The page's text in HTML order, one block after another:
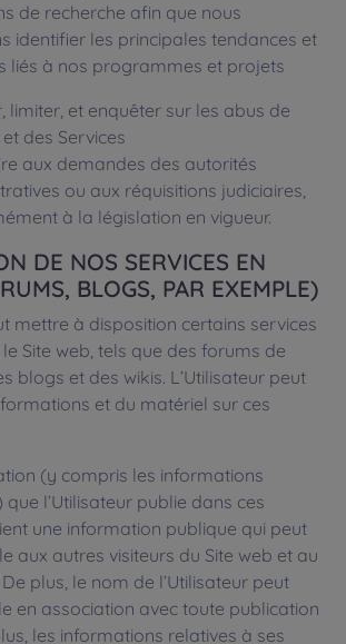
de recherche afin que nous
identifier les principales tendances et
liés à nos programmes et projets
limiter, et enquêter sur les abus de
des Services
aux demandes des autorités
ou aux réquisitions judiciaires,
à la législation en vigueur.
DE NOS SERVICES EN
BLOGS, PAR EXEMPLE)
mettre à disposition certains services
Site web, tels que des forums de
blogs et des wikis. L’Utilisateur peut
et du matériel sur ces
(y compris les informations
l’Utilisateur publie dans ces
une information publique qui peut
aux autres visiteurs du Site web et au
plus, le nom de l’Utilisateur peut
en association avec toute publication
les informations relatives à ses